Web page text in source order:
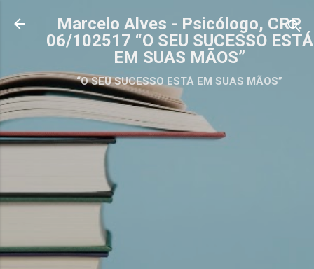
Pular para o conteúdo principal
Marcelo Alves - Psicólogo, CRP.
06/102517 “O SEU SUCESSO ESTÁ
EM SUAS MÃOS”
“O SEU SUCESSO ESTÁ EM SUAS MÃOS”